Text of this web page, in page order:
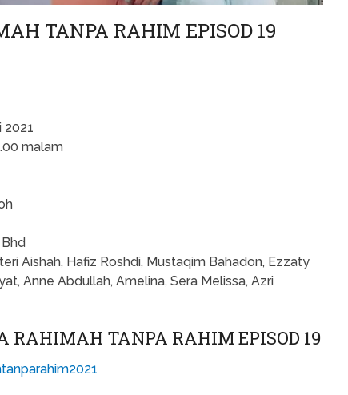
TANPA RAHIM EPISOD 19
2021
malam
Aishah, Hafiz Roshdi, Mustaqim Bahadon, Ezzaty
Anne Abdullah, Amelina, Sera Melissa, Azri
RAHIMAH TANPA RAHIM EPISOD 19